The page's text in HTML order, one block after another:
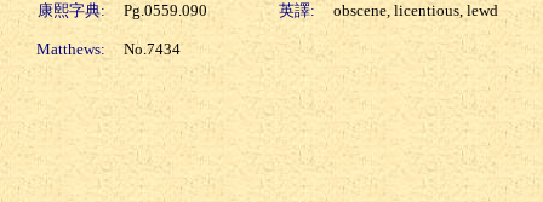
康熙字典: Pg.0559.090 英譯: obscene, licentious, lewd
Matthews: No.7434